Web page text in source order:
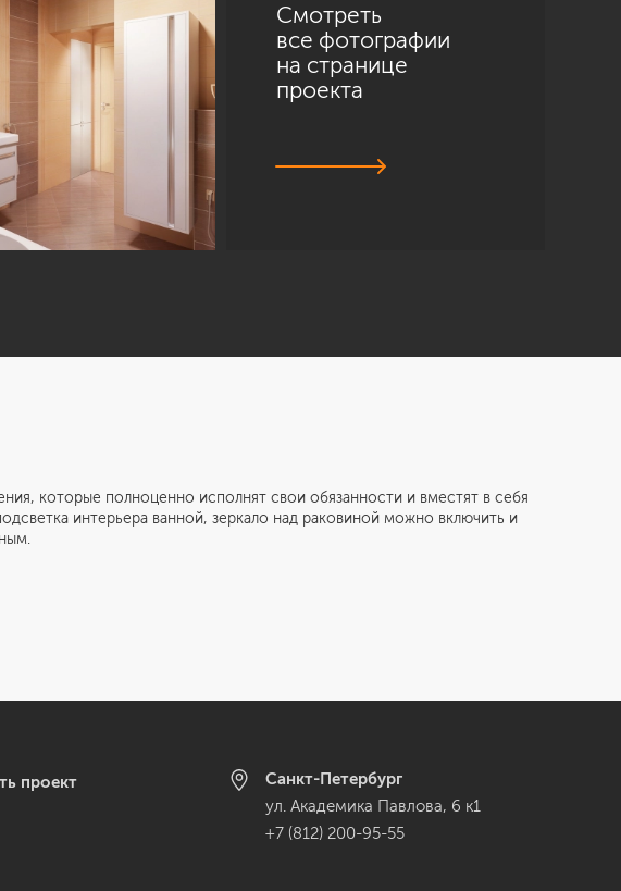
Смотреть
все фотографии
на странице
проекта
которые полноценно исполнят свои обязанности и вместят в себя
интерьера ванной, зеркало над раковиной можно включить и
проект
Санкт-Петербург
ул. Академика Павлова, 6 к1
+7 (812) 200-95-55